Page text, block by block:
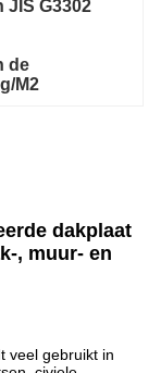
JIS G3302
de
M2
dakplaat
, muur- en
veel gebruikt in